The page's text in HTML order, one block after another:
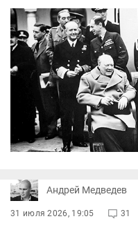
Андрей Медведев
31 июля 2026, 19:05 31